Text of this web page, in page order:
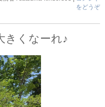
をどうぞ
きくなーれ♪